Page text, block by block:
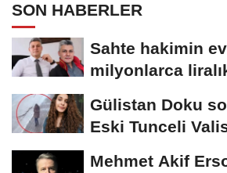
SON HABERLER
Sahte hakimin
milyonlarca
Gülistan Doku
Eski Tunceli
Mehmet Akif